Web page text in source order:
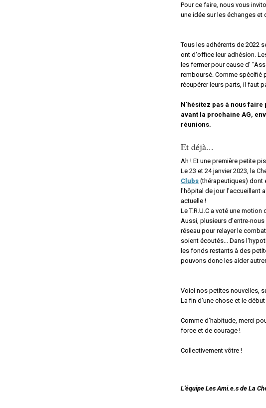
Pour ce faire, nous vous
une idée sur les échanges et
Tous les adhérents de 2022
ont d'office leur adhésion.
les fermer pour cause d'
remboursé. Comme spécifié
récupérer leurs parts, il faut
N'hésitez pas à nous faire
avant la prochaine AG,
réunions.
Et déjà...
Ah ! Et une première petite
Le 23 et 24 janvier 2023, la
Clubs (thérapeutiques) dont
l'hôpital de jour l'accueillant
actuelle !
Le T.R.U.C a voté une
Aussi, plusieurs d'entre-
réseau pour relayer le
soient écoutés... Dans
les fonds restants à des
pouvons donc les aider
Voici nos petites nouvelles,
La fin d'une chose et le
Comme d'habitude, merci
force et de courage !
Collectivement vôtre !
L’équipe Les Ami.e.s de La